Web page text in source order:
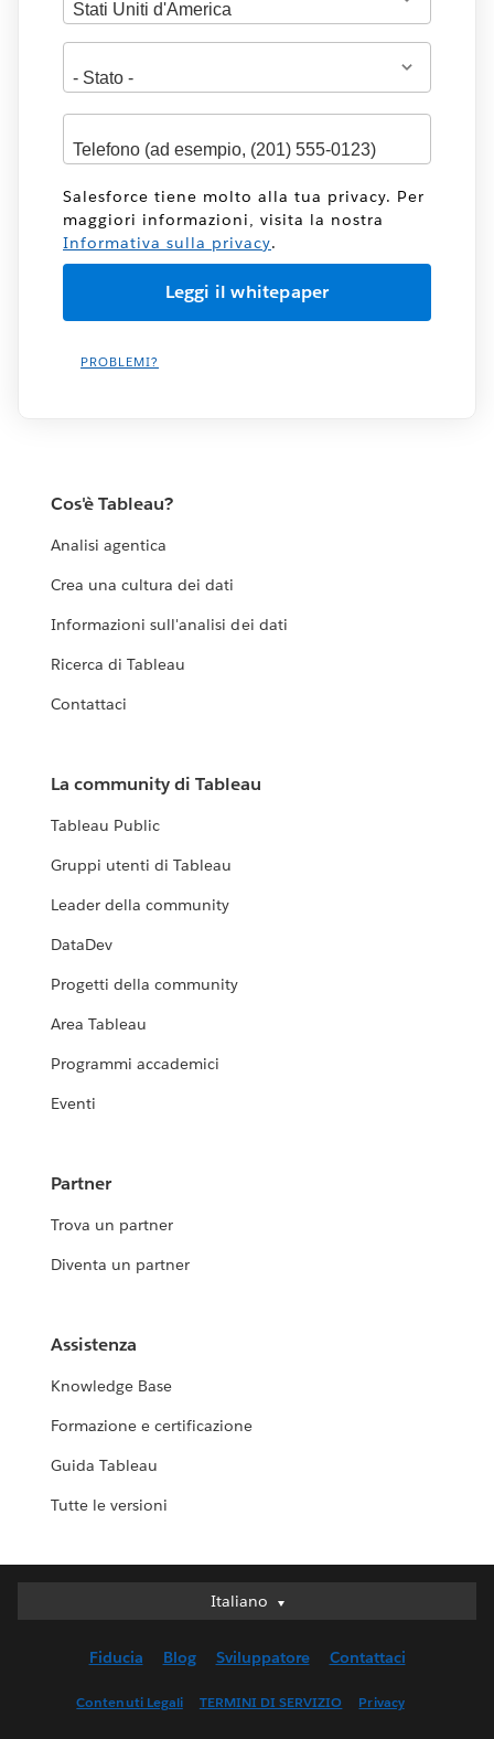
Salesforce tiene molto alla tua privacy. Per
maggiori informazioni, visita la nostra
Informativa sulla privacy.
PROBLEMI?
Cos'è Tableau?
Analisi agentica
Crea una cultura dei dati
Informazioni sull'analisi dei dati
Ricerca di Tableau
Contattaci
La community di Tableau
Tableau Public
Gruppi utenti di Tableau
Leader della community
DataDev
Progetti della community
Area Tableau
Programmi accademici
Eventi
Partner
Trova un partner
Diventa un partner
Assistenza
Knowledge Base
Formazione e certificazione
Guida Tableau
Tutte le versioni
Italiano
Italiano
English (UK)
Fiducia Blog Sviluppatore Contattaci
Contenuti Legali TERMINI DI SERVIZIO Privacy